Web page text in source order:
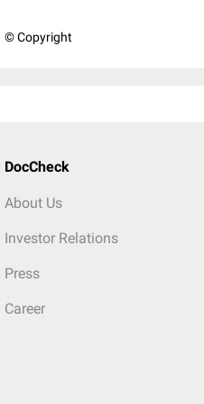
© Copyright
DocCheck
About Us
Investor Relations
Press
Career